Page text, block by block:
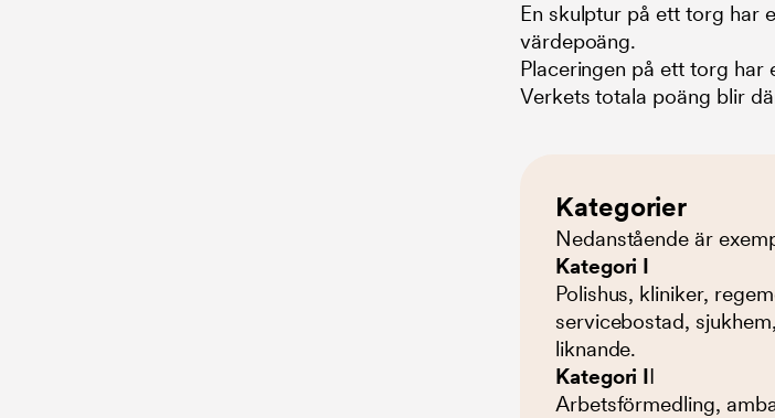
En skulptur på ett torg har
värdepoäng.
Placeringen på ett torg har
Verkets totala poäng blir
Kategorier
Nedanstående är
Kategori I
Polishus, kliniker,
servicebostad,
liknande.
Kategori II
Arbetsförmedling,